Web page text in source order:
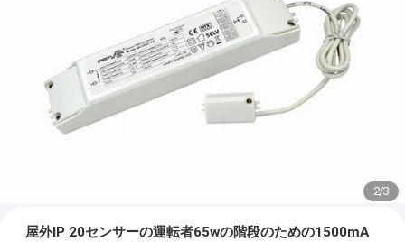
2/3
屋外IP 20センサーの運転者65wの階段のための1500mA